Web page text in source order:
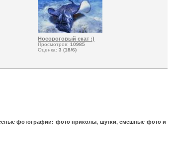
Носороговый скат :)
Просмотров: 10985
Оценка: 3 (18/6)
фотографии: фото приколы, шутки, смешные фото и